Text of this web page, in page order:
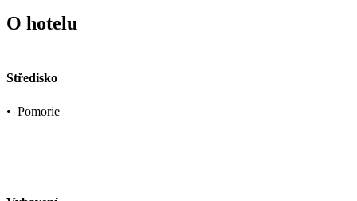
O hotelu
Středisko
• Pomorie